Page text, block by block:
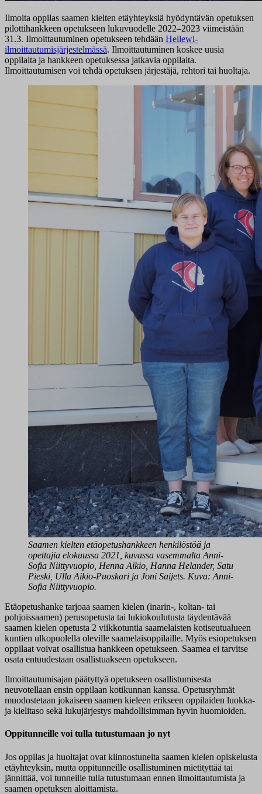
Ilmoita oppilas saamen kielten etäyhteyksiä hyödyntävän opetuksen
pilottihankkeen opetukseen lukuvuodelle 2022–2023 viimeistään
31.3. Ilmoittautuminen opetukseen tehdään Hellewi-
ilmoittautumisjärjestelmässä. Ilmoittautuminen koskee uusia
oppilaita ja hankkeen opetuksessa jatkavia oppilaita.
Ilmoittautumisen voi tehdä opetuksen järjestäjä, rehtori tai huoltaja.
Saamen kielten etäopetushankkeen henkilöstöä ja
opettajia elokuussa 2021, kuvassa vasemmalta Anni-
Sofia Niittyvuopio, Henna Aikio, Hanna Helander, Satu
Pieski, Ulla Aikio-Puoskari ja Joni Saijets. Kuva: Anni-
Sofia Niittyvuopio.
Etäopetushanke tarjoaa saamen kielen (inarin-, koltan- tai
pohjoissaamen) perusopetusta tai lukiokoulutusta täydentävää
saamen kielen opetusta 2 viikkotuntia saamelaisten kotiseutualueen
kuntien ulkopuolella oleville saamelaisoppilaille. Myös esiopetuksen
oppilaat voivat osallistua hankkeen opetukseen. Saamea ei tarvitse
osata entuudestaan osallistuakseen opetukseen.
Ilmoittautumisajan päätyttyä opetukseen osallistumisesta
neuvotellaan ensin oppilaan kotikunnan kanssa. Opetusryhmät
muodostetaan jokaiseen saamen kieleen erikseen oppilaiden luokka-
ja kielitaso sekä lukujärjestys mahdollisimman hyvin huomioiden.
Oppitunneille voi tulla tutustumaan jo nyt
Jos oppilas ja huoltajat ovat kiinnostuneita saamen kielen opiskelusta
etäyhteyksin, mutta oppitunneille osallistuminen mietityttää tai
jännittää, voi tunneille tulla tutustumaan ennen ilmoittautumista ja
saamen opetuksen aloittamista.